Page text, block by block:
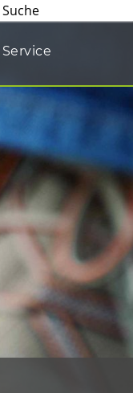
Suche
Service